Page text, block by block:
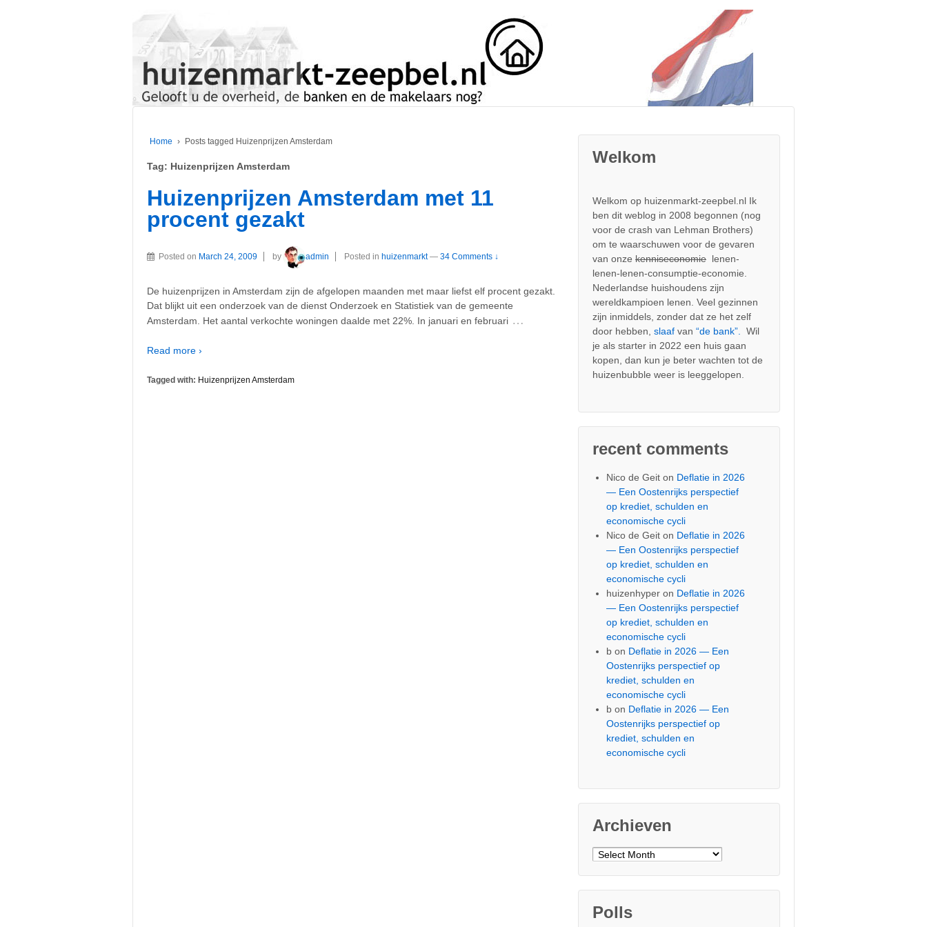
Home › Posts tagged Huizenprijzen Amsterdam
Tag: Huizenprijzen Amsterdam
Huizenprijzen Amsterdam met 11
procent gezakt
Posted on March 24, 2009 by admin Posted in huizenmarkt — 34 Comments ↓
De huizenprijzen in Amsterdam zijn de afgelopen maanden met maar liefst elf procent gezakt.
Dat blijkt uit een onderzoek van de dienst Onderzoek en Statistiek van de gemeente
Amsterdam. Het aantal verkochte woningen daalde met 22%. In januari en februari …
Read more ›
Tagged with: Huizenprijzen Amsterdam
Welkom
Welkom op huizenmarkt-zeepbel.nl Ik
ben dit weblog in 2008 begonnen (nog
voor de crash van Lehman Brothers)
om te waarschuwen voor de gevaren
van onzekenniseconomie lenen-
lenen-lenen-consumptie-economie.
Nederlandse huishoudens zijn
wereldkampioen lenen. Veel gezinnen
zijn inmiddels, zonder dat ze het zelf
door hebben,slaaf van“de bank”. Wil
je als starter in 2022 een huis gaan
kopen, dan kun je beter wachten tot de
huizenbubble weer is leeggelopen.
recent comments
Nico de Geit on Deflatie in 2026
— Een Oostenrijks perspectief
op krediet, schulden en
economische cycli
Nico de Geit on Deflatie in 2026
— Een Oostenrijks perspectief
op krediet, schulden en
economische cycli
huizenhyper on Deflatie in 2026
— Een Oostenrijks perspectief
op krediet, schulden en
economische cycli
b on Deflatie in 2026 — Een
Oostenrijks perspectief op
krediet, schulden en
economische cycli
b on Deflatie in 2026 — Een
Oostenrijks perspectief op
krediet, schulden en
economische cycli
Archieven
Archieven
Polls